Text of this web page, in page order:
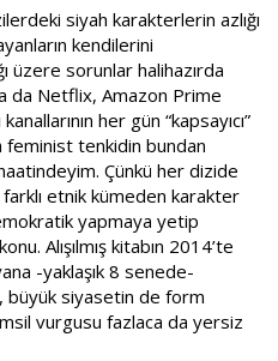
siyah karakterlerin azlığı
kendilerini
üzere sorunlar halihazırda
da Netflix, Amazon Prime
her gün “kapsayıcı”
tenkidin bundan
Çünkü her dizide
etnik kümeden karakter
yapmaya yetip
Alışılmış kitabın 2014’te
-yaklaşık 8 senede-
büyük siyasetin de form
vurgusu fazlaca da yersiz